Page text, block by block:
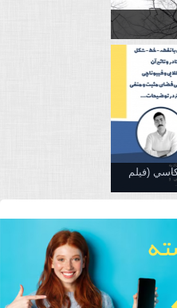
(فیلم